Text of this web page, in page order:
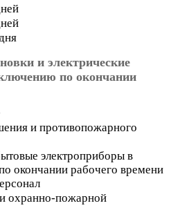
и электрические
по окончании
и противопожарного
электроприборы в
окончании рабочего времени
охранно-пожарной